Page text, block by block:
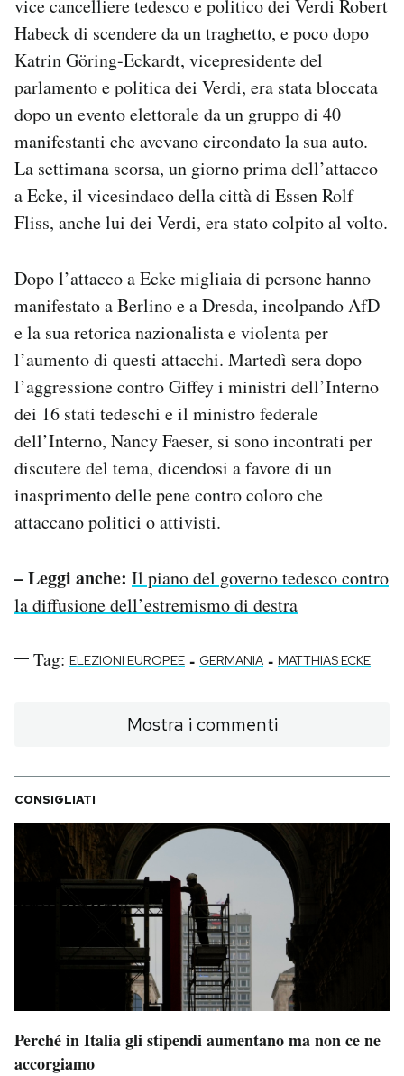
vice cancelliere tedesco e politico dei Verdi Robert
Habeck di scendere da un traghetto, e poco dopo
Katrin Göring-Eckardt, vicepresidente del
parlamento e politica dei Verdi, era stata bloccata
dopo un evento elettorale da un gruppo di 40
manifestanti che avevano circondato la sua auto.
La settimana scorsa, un giorno prima dell’attacco
a Ecke, il vicesindaco della città di Essen Rolf
Fliss, anche lui dei Verdi, era stato colpito al volto.
Dopo l’attacco a Ecke migliaia di persone hanno
manifestato a Berlino e a Dresda, incolpando AfD
e la sua retorica nazionalista e violenta per
l’aumento di questi attacchi. Martedì sera dopo
l’aggressione contro Giffey i ministri dell’Interno
dei 16 stati tedeschi e il ministro federale
dell’Interno, Nancy Faeser, si sono incontrati per
discutere del tema, dicendosi a favore di un
inasprimento delle pene contro coloro che
attaccano politici o attivisti.
– Leggi anche: Il piano del governo tedesco contro
la diffusione dell’estremismo di destra
Tag: ELEZIONI EUROPEE - GERMANIA - MATTHIAS ECKE
Mostra i commenti
CONSIGLIATI
Perché in Italia gli stipendi aumentano ma non ce ne
accorgiamo